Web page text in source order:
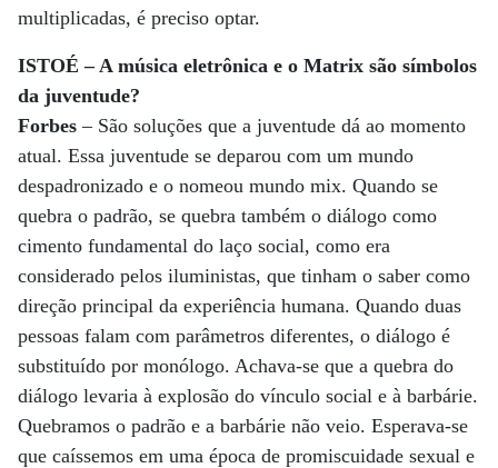
multiplicadas, é preciso optar.
ISTOÉ – A música eletrônica e o Matrix são símbolos
da juventude?
Forbes – São soluções que a juventude dá ao momento
atual. Essa juventude se deparou com um mundo
despadronizado e o nomeou mundo mix. Quando se
quebra o padrão, se quebra também o diálogo como
cimento fundamental do laço social, como era
considerado pelos iluministas, que tinham o saber como
direção principal da experiência humana. Quando duas
pessoas falam com parâmetros diferentes, o diálogo é
substituído por monólogo. Achava-se que a quebra do
diálogo levaria à explosão do vínculo social e à barbárie.
Quebramos o padrão e a barbárie não veio. Esperava-se
que caíssemos em uma época de promiscuidade sexual e